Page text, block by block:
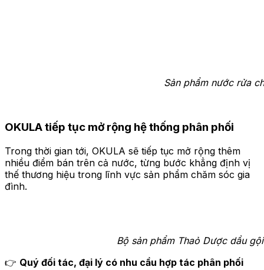
Sản phẩm nước rửa chén OKULA
OKULA tiếp tục mở rộng hệ thống phân phối
Trong thời gian tới, OKULA sẽ tiếp tục mở rộng thêm
nhiều điểm bán trên cả nước, từng bước khẳng định vị
thế thương hiệu trong lĩnh vực sản phẩm chăm sóc gia
đình.
Bộ sản phẩm Thaỏ Dược dầu gội đầu,
👉 Quý đối tác, đại lý có nhu cầu hợp tác phân phối